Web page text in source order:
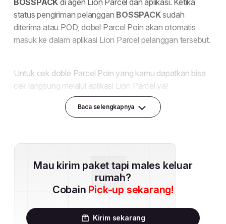
Baca selengkapnya
Mau kirim paket tapi males keluar
rumah?
Cobain Pick-up sekarang!
Kirim sekarang